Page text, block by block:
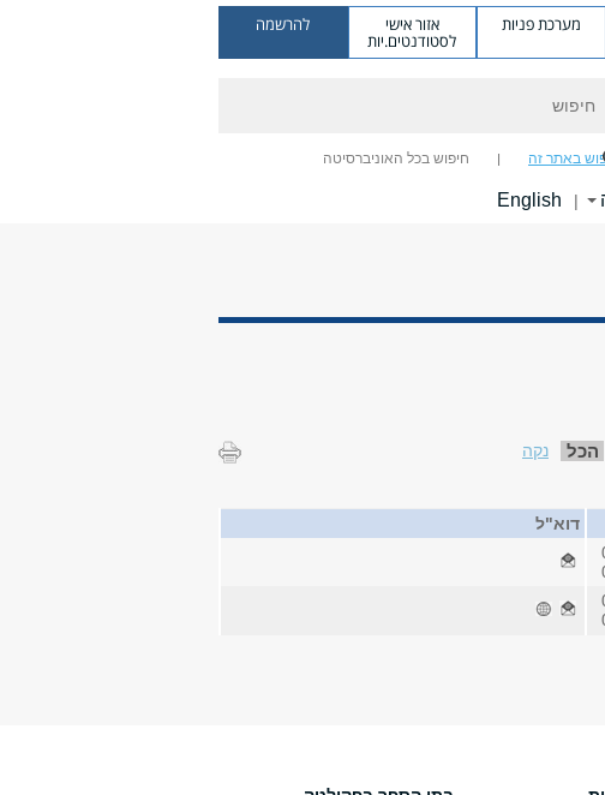
מערכת פניות אזור אישי
לסטודנטים.יות
להרשמה
באתר זה חיפוש בכל האוניברסיטה
|
English
הכל
נקה
דוא"ל